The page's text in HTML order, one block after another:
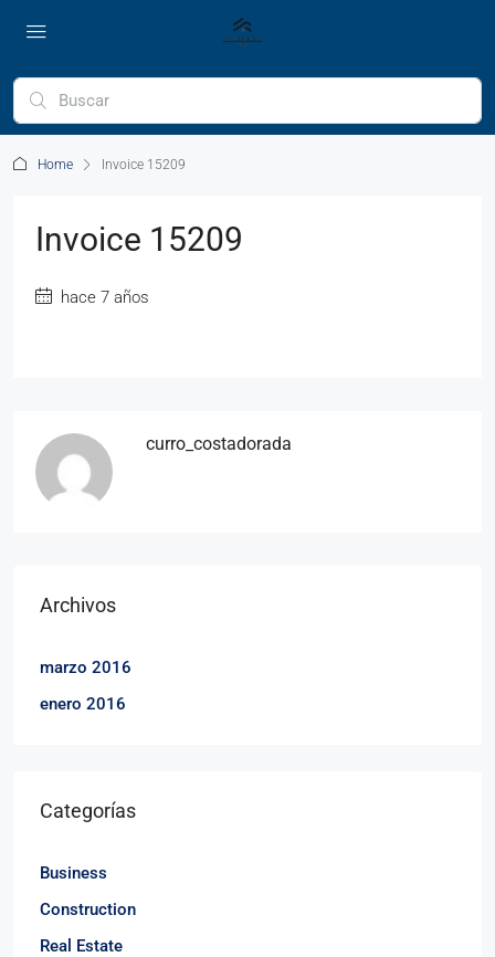
Home Invoice 15209
Invoice 15209
hace 7 años
curro_costadorada
Archivos
marzo 2016
enero 2016
Categorías
Business
Construction
Real Estate